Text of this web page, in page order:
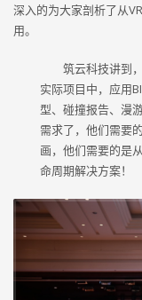
深入的为大家剖析了从
用。
筑云科技讲到
实际项目中，应用
型、碰撞报告、漫
需求了，他们需要
画，他们需要的是
命周期解决方案！